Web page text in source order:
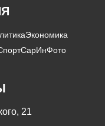
Экономика
СарИнФото
21